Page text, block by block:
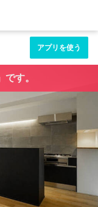
アプリを使う
す。